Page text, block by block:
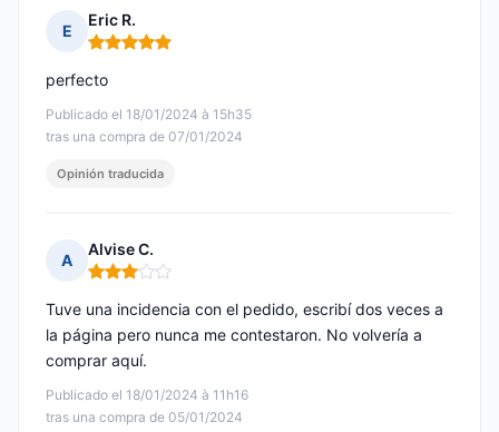
E
Eric R.
Nota: 5 de 5
Publicado el 18/01/2024 à 15h35
tras una compra de 07/01/2024
perfecto
Opinión traducida
A
Alvise C.
Nota: 3 de 5
Publicado el 18/01/2024 à 11h16
tras una compra de 05/01/2024
Tuve una incidencia con el pedido, escribí dos veces a
la página pero nunca me contestaron. No volvería a
comprar aquí.